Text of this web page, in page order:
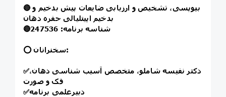
🔴 بیوپسی، تشخیص و ارزیابی ضایعات پیش بدخیم و
بدخیم اپیتلیالی حفره دهان
🔴
شناسه برنامه: 247536
⭕️ سخنرانان:
✅دکتر نفیسه شاملو، متخصص آسیب شناسی دهان،
فک و صورت
✅دبیرعلمی برنامه